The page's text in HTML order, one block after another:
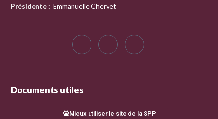
Présidente : Emmanuelle Chervet
Documents utiles
Mieux utiliser le site de la SPP